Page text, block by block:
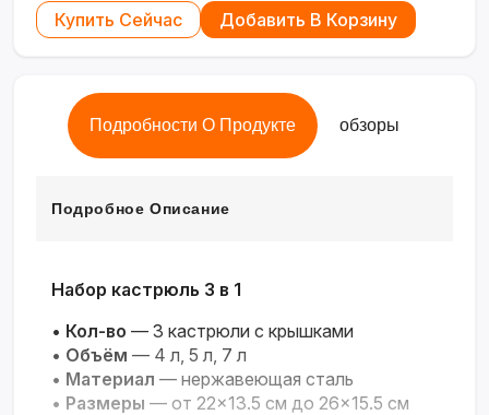
Купить Сейчас Добавить В Корзину
Подробности О Продукте обзоры
Подробное Описание
Набор кастрюль 3 в 1
• Кол-во — 3 кастрюли с крышками
• Объём — 4 л, 5 л, 7 л
• Материал — нержавеющая сталь
• Размеры — от 22×13.5 см до 26×15.5 см